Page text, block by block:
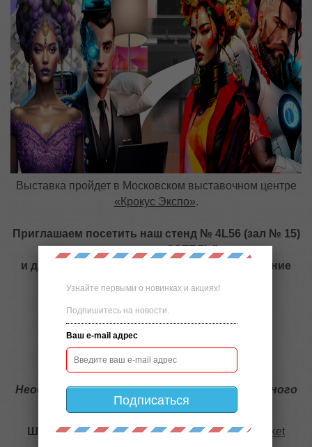
Выставка пройдет в Московском выставочном центре
«Крокус Экспо».
Приглашаем посетить наш стенд № 4L56 (зал № 15)
- экспозиция "ОТЕЛЬ"
и дарим
на приобретение
SH74JZZ
Необходимые действия для получения входного
билета по промо-коду:
Шаг 1– Зайти на сайтhttps://pirexpo.com/get-ticket
Узнайте первыми о новинках и акциях!
Подпишитесь на новости.
Ваш e-mail адрес
Подписаться